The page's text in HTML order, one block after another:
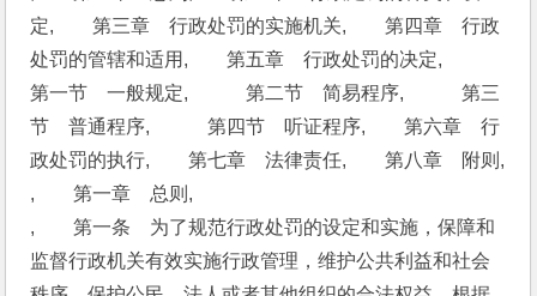
定,　　第三章　行政处罚的实施机关,　　第四章　行政
处罚的管辖和适用,　　第五章　行政处罚的决定,
第一节　一般规定,　　　第二节　简易程序,　　　第三
节　普通程序,　　　第四节　听证程序,　　第六章　行
政处罚的执行,　　第七章　法律责任,　　第八章　附则,
,　　第一章　总则,
,　　第一条　为了规范行政处罚的设定和实施，保障和
监督行政机关有效实施行政管理，维护公共利益和社会